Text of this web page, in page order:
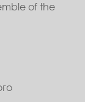
of the